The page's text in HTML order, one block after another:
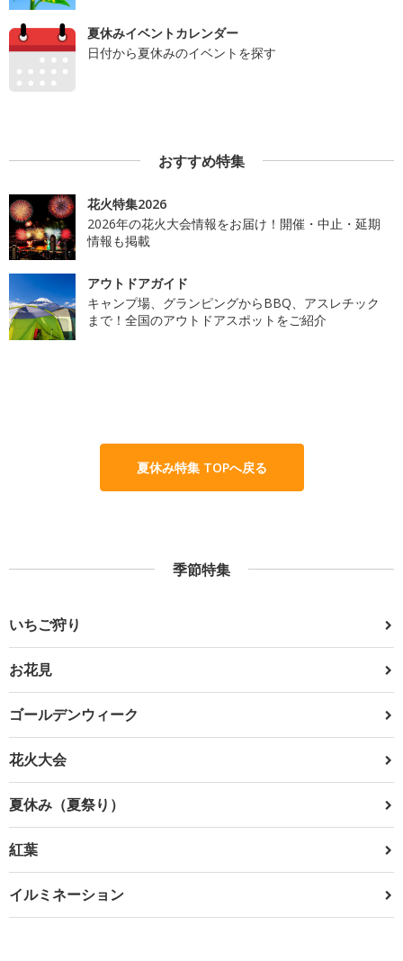
夏休みイベントカレンダー
日付から夏休みのイベントを探す
おすすめ特集
花火特集2026
2026年の花火大会情報をお届け！開催・中止・延期
情報も掲載
アウトドアガイド
キャンプ場、グランピングからBBQ、アスレチック
まで！全国のアウトドアスポットをご紹介
夏休み特集 TOPへ戻る
季節特集
いちご狩り
お花見
ゴールデンウィーク
花火大会
夏休み（夏祭り）
紅葉
イルミネーション